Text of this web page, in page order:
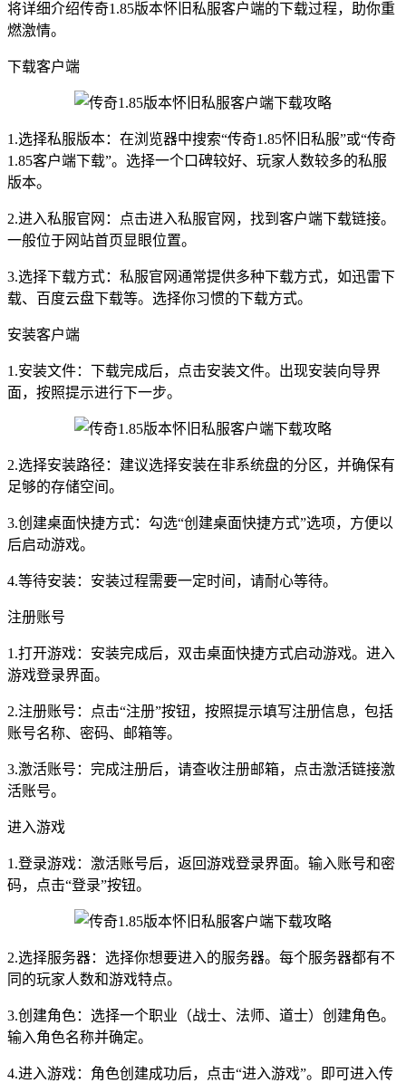
将详细介绍传奇1.85版本怀旧私服客户端的下载过程，助你重
燃激情。
下载客户端
1.选择私服版本：在浏览器中搜索“传奇1.85怀旧私服”或“传奇
1.85客户端下载”。选择一个口碑较好、玩家人数较多的私服
版本。
2.进入私服官网：点击进入私服官网，找到客户端下载链接。
一般位于网站首页显眼位置。
3.选择下载方式：私服官网通常提供多种下载方式，如迅雷下
载、百度云盘下载等。选择你习惯的下载方式。
安装客户端
1.安装文件：下载完成后，点击安装文件。出现安装向导界
面，按照提示进行下一步。
2.选择安装路径：建议选择安装在非系统盘的分区，并确保有
足够的存储空间。
3.创建桌面快捷方式：勾选“创建桌面快捷方式”选项，方便以
后启动游戏。
4.等待安装：安装过程需要一定时间，请耐心等待。
注册账号
1.打开游戏：安装完成后，双击桌面快捷方式启动游戏。进入
游戏登录界面。
2.注册账号：点击“注册”按钮，按照提示填写注册信息，包括
账号名称、密码、邮箱等。
3.激活账号：完成注册后，请查收注册邮箱，点击激活链接激
活账号。
进入游戏
1.登录游戏：激活账号后，返回游戏登录界面。输入账号和密
码，点击“登录”按钮。
2.选择服务器：选择你想要进入的服务器。每个服务器都有不
同的玩家人数和游戏特点。
3.创建角色：选择一个职业（战士、法师、道士）创建角色。
输入角色名称并确定。
4.进入游戏：角色创建成功后，点击“进入游戏”。即可进入传